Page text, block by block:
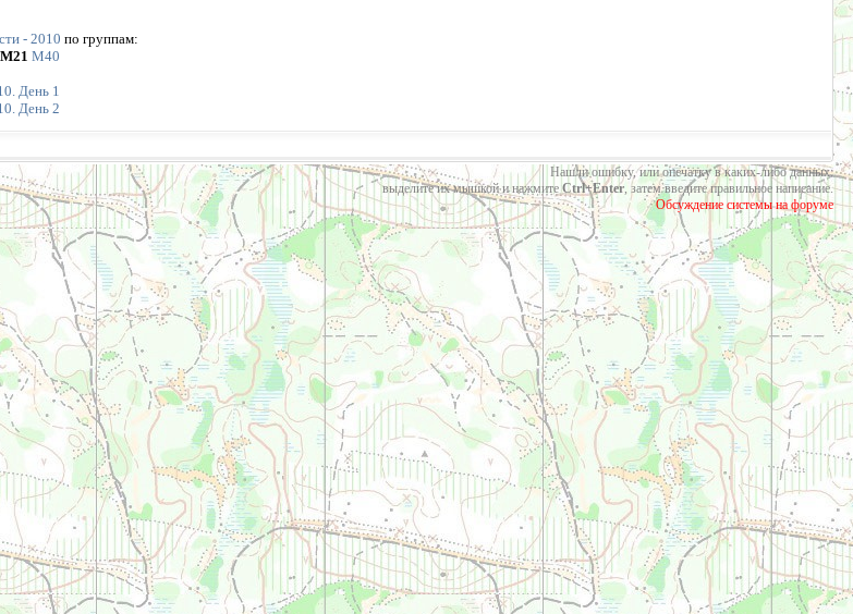
- 2010 по группам:
М21 М40
День 1
День 2
Нашли ошибку, или опечатку в каких-либо данных:
выделите их мышкой и нажмите Ctrl+Enter, затем введите правильное написание.
Обсуждение системы на форуме